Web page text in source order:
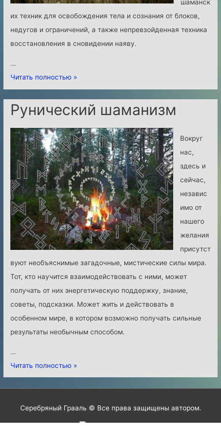
е
с
т
в
е
б
е
Н
а
с
.
Ч
ь
шаманск
их техник для освобождения тела и сознания от блоков,
недугов и ограничений, а также непревзойденная техника
восстановления в сновидении наяву.
…
«
Р
и
а
л
п
е
р
е
р
о
Ш
а
с
Читать полностью »
Рунический шаманизм
Вокруг
нас,
здесь и
сейчас,
независ
имо от
нашего
желания
присутст
вуют необъяснимые загадочные, мистические силы мира.
Тот, кто научится взаимодействовать с ними, может
получать от них энергетическую поддержку, знание,
советы, подсказки. Может жить и действовать в
особенном мире, в котором возможно получать сильные
результаты необычным способом.
…
Р
у
Читать полностью »
Серебряный Грааль © Все права защищены автором.